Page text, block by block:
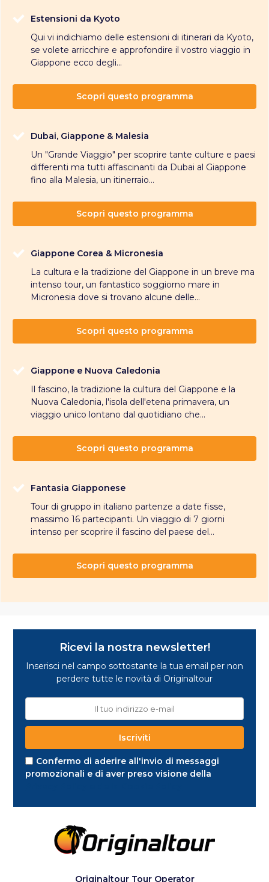
Estensioni da Kyoto
Qui vi indichiamo delle estensioni di itinerari da Kyoto,
se volete arricchire e approfondire il vostro viaggio in
Giappone ecco degli...
Scopri questo programma
Dubai, Giappone & Malesia
Un "Grande Viaggio" per scoprire tante culture e paesi
differenti ma tutti affascinanti da Dubai al Giappone
fino alla Malesia, un itinerraio...
Scopri questo programma
Giappone Corea & Micronesia
La cultura e la tradizione del Giappone in un breve ma
intenso tour, un fantastico soggiorno mare in
Micronesia dove si trovano alcune delle...
Scopri questo programma
Giappone e Nuova Caledonia
Il fascino, la tradizione la cultura del Giappone e la
Nuova Caledonia, l'isola dell'etena primavera, un
viaggio unico lontano dal quotidiano che...
Scopri questo programma
Fantasia Giapponese
Tour di gruppo in italiano partenze a date fisse,
massimo 16 partecipanti. Un viaggio di 7 giorni
intenso per scoprire il fascino del paese del...
Scopri questo programma
Ricevi la nostra newsletter!
Inserisci nel campo sottostante la tua email per non
perdere tutte le novità di Originaltour
Confermo di aderire all'invio di messaggi
promozionali e di aver preso visione della
Originaltour Tour Operator